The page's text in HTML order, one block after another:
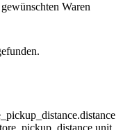
Waren